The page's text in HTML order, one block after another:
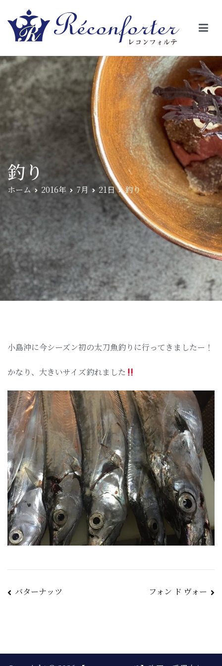
【レコンフォルテ】吹田・千里山/フレンチ（フラ
ンス料理）
絵の様に見える。そんな空間で、ゆっくり素材そのものの旨さを閉
じ込めたフレンチを・・・・・。
釣り
ホーム 2016年 7月 21日 釣り
小島沖に今シーズン初の太刀魚釣りに行ってきましたー！
かなり、大きいサイズ釣れました
バターナッツ フォン ド ヴォー